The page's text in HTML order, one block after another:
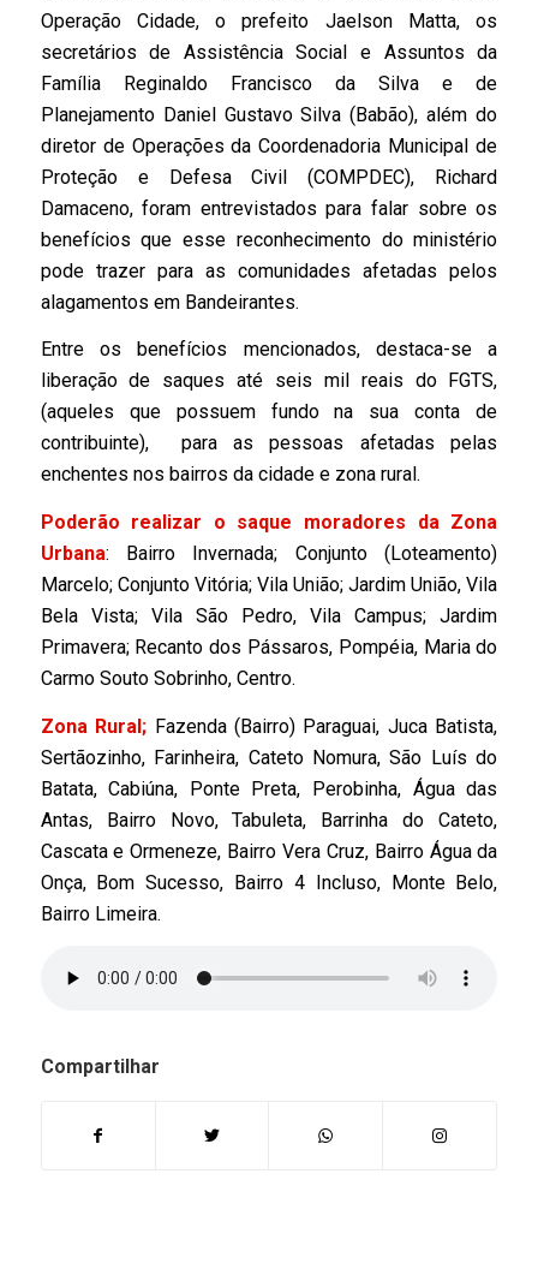
Operação Cidade, o prefeito Jaelson Matta, os
secretários de Assistência Social e Assuntos da
Família Reginaldo Francisco da Silva e de
Planejamento Daniel Gustavo Silva (Babão), além do
diretor de Operações da Coordenadoria Municipal de
Proteção e Defesa Civil (COMPDEC), Richard
Damaceno, foram entrevistados para falar sobre os
benefícios que esse reconhecimento do ministério
pode trazer para as comunidades afetadas pelos
alagamentos em Bandeirantes.
Entre os benefícios mencionados, destaca-se a
liberação de saques até seis mil reais do FGTS,
(aqueles que possuem fundo na sua conta de
contribuinte), para as pessoas afetadas pelas
enchentes nos bairros da cidade e zona rural.
Poderão realizar o saque moradores da Zona
Urbana: Bairro Invernada; Conjunto (Loteamento)
Marcelo; Conjunto Vitória; Vila União; Jardim União, Vila
Bela Vista; Vila São Pedro, Vila Campus; Jardim
Primavera; Recanto dos Pássaros, Pompéia, Maria do
Carmo Souto Sobrinho, Centro.
Zona Rural; Fazenda (Bairro) Paraguai, Juca Batista,
Sertãozinho, Farinheira, Cateto Nomura, São Luís do
Batata, Cabiúna, Ponte Preta, Perobinha, Água das
Antas, Bairro Novo, Tabuleta, Barrinha do Cateto,
Cascata e Ormeneze, Bairro Vera Cruz, Bairro Água da
Onça, Bom Sucesso, Bairro 4 Incluso, Monte Belo,
Bairro Limeira.
Compartilhar